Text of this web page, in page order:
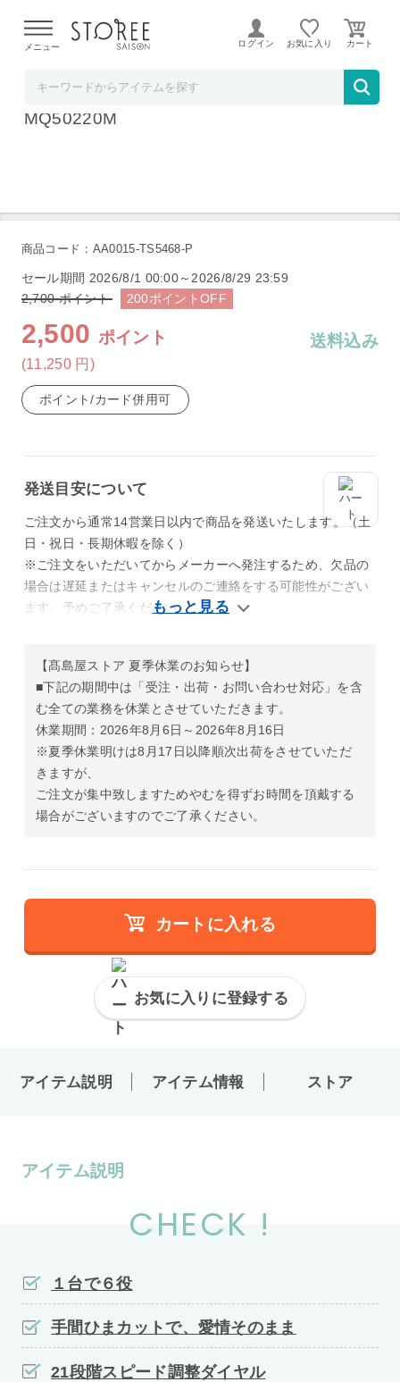
よる配送遅延が発生しております。
メニュー ログイン お気に入り
ブラウン マルチクイック 5 ハンドブレンダー
MQ50220M
商品コード：AA0015-TS5468-P
セール期間 2026/8/1 00:00～2026/8/29 23:59
2,700ポイント 200ポイントOFF
2,500 ポイント
(11,250 円 )
送料込み
ポイント/カード併用可
発送目安について
ご注文から通常14営業日以内で商品を発送いたします。（土
日・祝日・長期休暇を除く）
※ご注文をいただいてからメーカーへ発注するため、欠品の
場合は遅延またはキャンセルのご連絡をする可能性がござい
ます。予めご了承ください。
【髙島屋ストア 夏季休業のお知らせ】
■下記の期間中は「受注・出荷・お問い合わせ対応」を含
む全ての業務を休業とさせていただきます。
休業期間：2026年8月6日～2026年8月16日
※夏季休業明けは8月17日以降順次出荷をさせていただ
きますが、
ご注文が集中致しますためやむを得ずお時間を頂戴する
場合がございますのでご了承ください。
カートに入れる
お気に入りに登録する
アイテム説明 アイテム情報 ストア
アイテム説明
CHECK !
１台で６役
手間ひまカットで、愛情そのまま
21段階スピード調整ダイヤル